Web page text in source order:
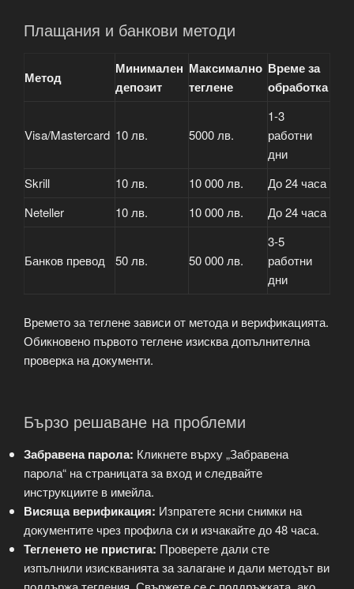
Плащания и банкови методи
Метод
Минимален
депозит
Максимално
теглене
Време за
обработка
Visa/Mastercard 10 лв. 5000 лв.
1-3
работни
дни
Skrill
10 лв. 10 000 лв.
До 24 часа
Neteller
10 лв. 10 000 лв. До 24 часа
Банков превод 50 лв. 50 000 лв.
3-5
работни
дни
Времето за теглене зависи от метода и верификацията.
Обикновено първото теглене изисква допълнителна
проверка на документи.
Бързо решаване на проблеми
Забравена парола: Кликнете върху „Забравена
парола“ на страницата за вход и следвайте
инструкциите в имейла.
Висяща верификация: Изпратете ясни снимки на
документите чрез профила си и изчакайте до 48 часа.
Тегленето не пристига: Проверете дали сте
изпълнили изискванията за залагане и дали методът ви